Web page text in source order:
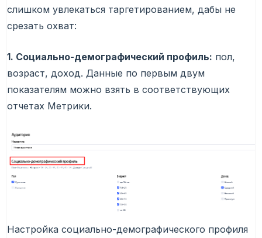
слишком увлекаться таргетированием, дабы не
срезать охват:
1. Социально-демографический профиль: пол,
возраст, доход. Данные по первым двум
показателям можно взять в соответствующих
отчетах Метрики.
Настройка социально-демографического профиля